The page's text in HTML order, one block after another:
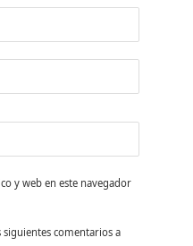
y web en este navegador
comentarios a